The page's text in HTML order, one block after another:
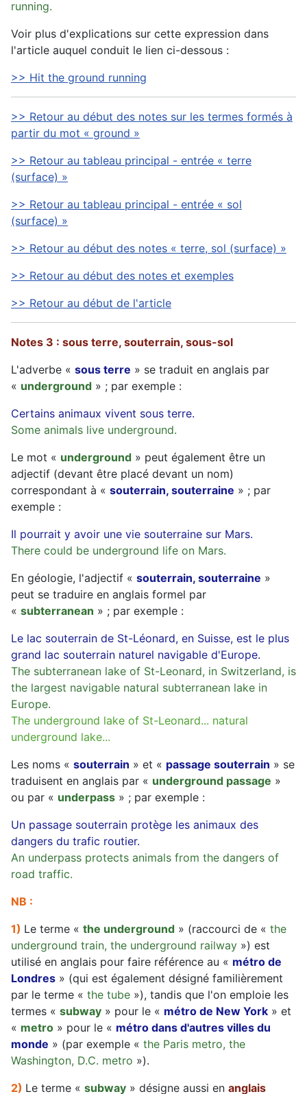
running.
Voir plus d'explications sur cette expression dans
l'article auquel conduit le lien ci-dessous :
>> Hit the ground running
>> Retour au début des notes sur les termes formés à
partir du mot « ground »
>> Retour au tableau principal - entrée « terre
(surface) »
>> Retour au tableau principal - entrée « sol
(surface) »
>> Retour au début des notes « terre, sol (surface) »
>> Retour au début des notes et exemples
>> Retour au début de l'article
Notes 3 : sous terre, souterrain, sous-sol
L'adverbe « sous terre » se traduit en anglais par
« underground » ; par exemple :
Certains animaux vivent sous terre.
Some animals live underground.
Le mot « underground » peut également être un
adjectif (devant être placé devant un nom)
correspondant à « souterrain, souterraine » ; par
exemple :
Il pourrait y avoir une vie souterraine sur Mars.
There could be underground life on Mars.
En géologie, l'adjectif « souterrain, souterraine »
peut se traduire en anglais formel par
« subterranean » ; par exemple :
Le lac souterrain de St-Léonard, en Suisse, est le plus
grand lac souterrain naturel navigable d'Europe.
The subterranean lake of St-Leonard, in Switzerland, is
the largest navigable natural subterranean lake in
Europe.
The underground lake of St-Leonard... natural
underground lake...
Les noms « souterrain » et « passage souterrain » se
traduisent en anglais par « underground passage »
ou par « underpass » ; par exemple :
Un passage souterrain protège les animaux des
dangers du trafic routier.
An underpass protects animals from the dangers of
road traffic.
NB :
1) Le terme « the underground » (raccourci de « the
underground train, the underground railway ») est
utilisé en anglais pour faire référence au « métro de
Londres » (qui est également désigné familièrement
par le terme « the tube »), tandis que l'on emploie les
termes « subway » pour le « métro de New York » et
« metro » pour le « métro dans d'autres villes du
monde » (par exemple « the Paris metro, the
Washington, D.C. metro »).
2) Le terme « subway » désigne aussi en anglais